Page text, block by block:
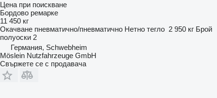
Цена при поискване
Бордово ремарке
11 450 кг
Окачване пневматично/пневматично Нетно тегло 2 950 кг Брой
полуоски 2
Германия, Schwebheim
Möslein Nutzfahrzeuge GmbH
Свържете се с продавача